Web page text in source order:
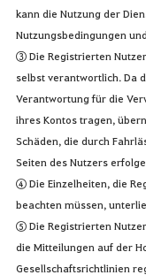
kann die Nutzung der
Nutzungsbedingungen
③ Die Registrierten
selbst verantwortlich. Da
Verantwortung für die
ihres Kontos tragen,
Schäden, die durch
Seiten des Nutzers
④ Die Einzelheiten, die
beachten müssen,
⑤ Die Registrierten
die Mitteilungen auf der
Gesellschaftsrichtlinien